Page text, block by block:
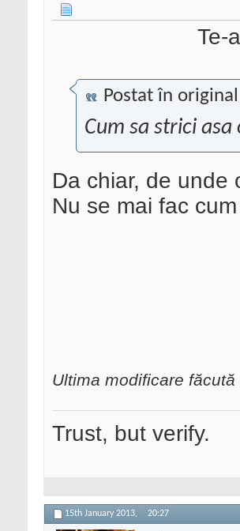
Te-
Postat în
Cum sa strici
Da chiar, de unde
Nu se mai fac
Ultima modificare
Trust, but verify.
15th January 2013, 20:27